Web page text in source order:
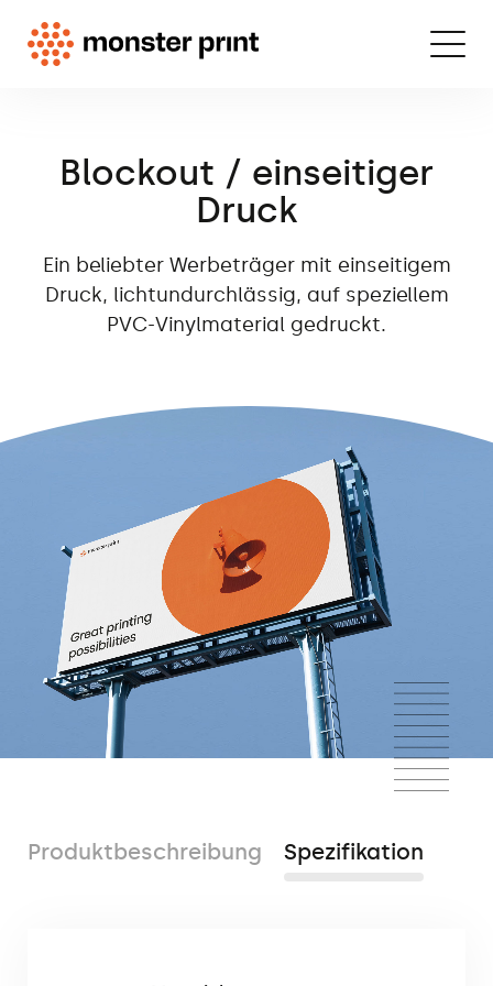
Blockout / einseitiger
Druck
Ein beliebter Werbeträger mit einseitigem
Druck, lichtundurchlässig, auf speziellem
PVC-Vinylmaterial gedruckt.
Produktbeschreibung Spezifikation